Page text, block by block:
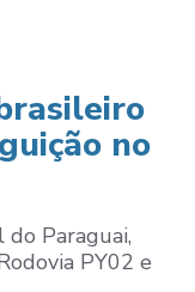
no
do Paraguai,
PY02 e